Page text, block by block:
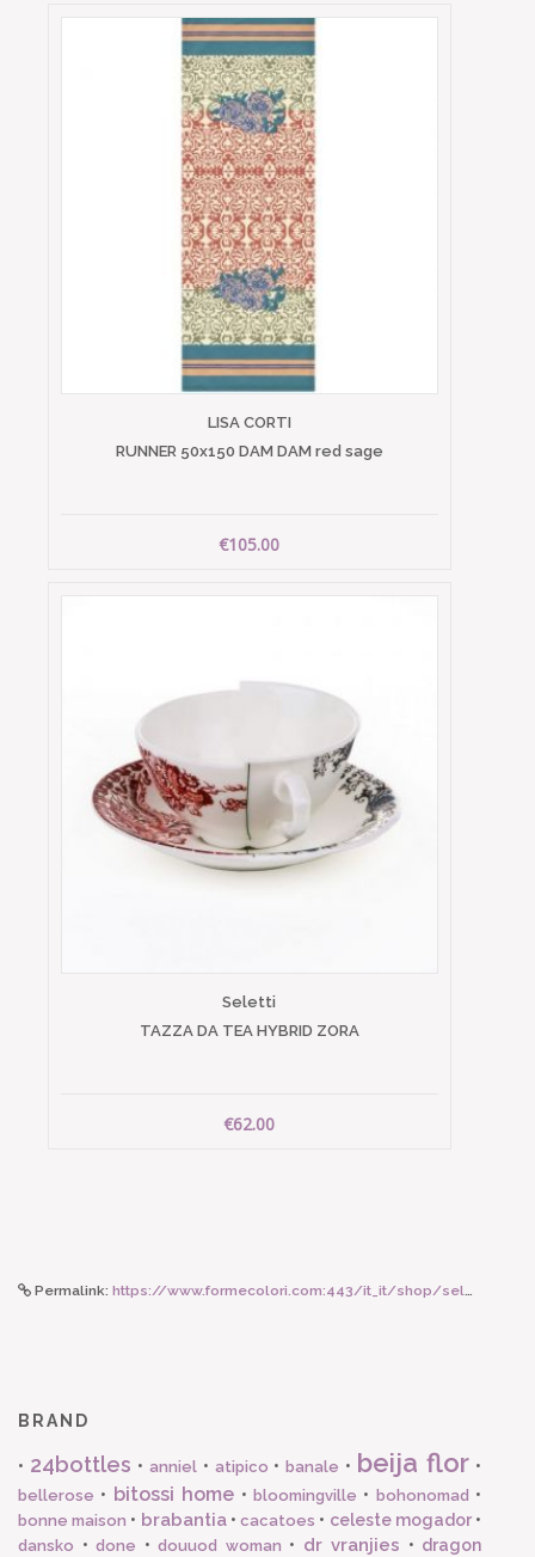
LISA CORTI
RUNNER 50x150 DAM DAM red sage
€105.00
Seletti
TAZZA DA TEA HYBRID ZORA
€62.00
Permalink: https://www.formecolori.com:443/it_it/shop/seletti_world/diesel_living_with_seletti/seletti_piatto_classics_on_acid_maastricht_shipspanish_yellow/5827
BRAND
• 24bottles • anniel• atipico •banale • beija flor •
bellerose • bitossi home • bloomingville • bohonomad •
bonne maison • brabantia•cacatoes • celeste mogador•
dansko • done • douuod woman • dr vranjies • dragon